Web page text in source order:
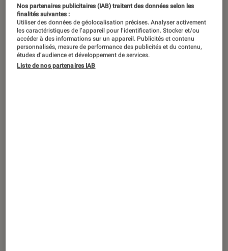
Où en est-on du déploiement de la 5G en
France ?
Tech • 07 avr. 2025
Nos partenaires publicitaires (IAB) traitent des données selon les
finalités suivantes :
Utiliser des données de géolocalisation précises. Analyser activement
les caractéristiques de l’appareil pour l’identification. Stocker et/ou
accéder à des informations sur un appareil. Publicités et contenu
personnalisés, mesure de performance des publicités et du contenu,
études d’audience et développement de services.
Liste de nos partenaires IAB